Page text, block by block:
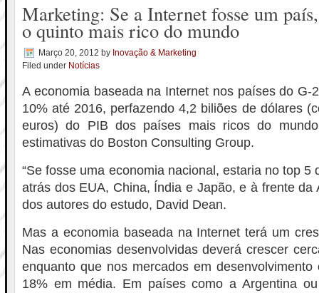
Marketing: Se a Internet fosse um
o quinto mais rico do mundo
Março 20, 2012 by Inovação & Marketing
Filed under Notícias
A economia baseada na Internet nos países do G-
10% até 2016, perfazendo 4,2 biliões de dólares
euros) do PIB dos países mais ricos do
estimativas do Boston Consulting Group.
“Se fosse uma economia nacional, estaria no top 5
atrás dos EUA, China, Índia e Japão, e à frente da
dos autores do estudo, David Dean.
Mas a economia baseada na Internet terá um
Nas economias desenvolvidas deverá crescer
enquanto que nos mercados em
18% em média. Em países como a Argentina